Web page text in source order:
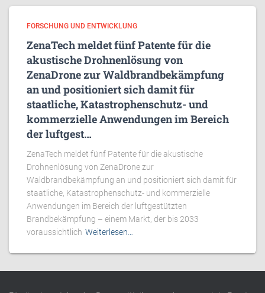
FORSCHUNG UND ENTWICKLUNG
ZenaTech meldet fünf Patente für die
akustische Drohnenlösung von
ZenaDrone zur Waldbrandbekämpfung
an und positioniert sich damit für
staatliche, Katastrophenschutz- und
kommerzielle Anwendungen im Bereich
der luftgest…
ZenaTech meldet fünf Patente für die akustische
Drohnenlösung von ZenaDrone zur
Waldbrandbekämpfung an und positioniert sich damit für
staatliche, Katastrophenschutz- und kommerzielle
Anwendungen im Bereich der luftgestützten
Brandbekämpfung – einem Markt, der bis 2033
voraussichtlich Weiterlesen…